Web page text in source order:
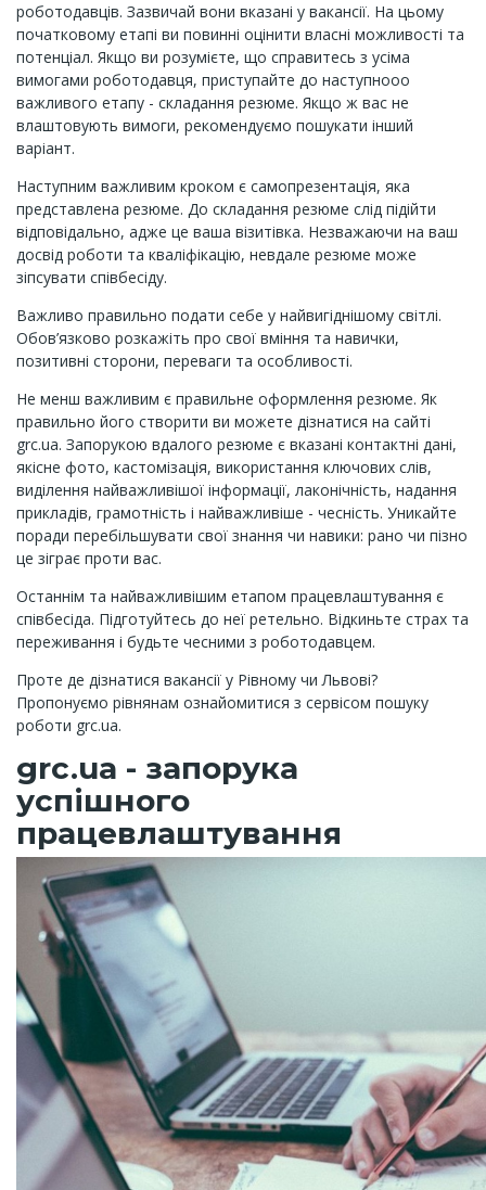
роботодавців. Зазвичай вони вказані у вакансії. На цьому
початковому етапі ви повинні оцінити власні можливості та
потенціал. Якщо ви розумієте, що справитесь з усіма
вимогами роботодавця, приступайте до наступнооо
важливого етапу - складання резюме. Якщо ж вас не
влаштовують вимоги, рекомендуємо пошукати інший
варіант.
Наступним важливим кроком є самопрезентація, яка
представлена резюме. До складання резюме слід підійти
відповідально, адже це ваша візитівка. Незважаючи на ваш
досвід роботи та кваліфікацію, невдале резюме може
зіпсувати співбесіду.
Важливо правильно подати себе у найвигіднішому світлі.
Обов’язково розкажіть про свої вміння та навички,
позитивні сторони, переваги та особливості.
Не менш важливим є правильне оформлення резюме. Як
правильно його створити ви можете дізнатися на сайті
grc.ua. Запорукою вдалого резюме є вказані контактні дані,
якісне фото, кастомізація, використання ключових слів,
виділення найважливішої інформації, лаконічність, надання
прикладів, грамотність і найважливіше - чесність. Уникайте
поради перебільшувати свої знання чи навики: рано чи пізно
це зіграє проти вас.
Останнім та найважливішим етапом працевлаштування є
співбесіда. Підготуйтесь до неї ретельно. Відкиньте страх та
переживання і будьте чесними з роботодавцем.
Проте де дізнатися вакансії у Рівному чи Львові?
Пропонуємо рівнянам ознайомитися з сервісом пошуку
роботи grc.ua.
grc.ua - запорука
успішного
працевлаштування